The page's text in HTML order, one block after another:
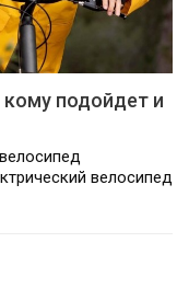
подойдет и
велосипед